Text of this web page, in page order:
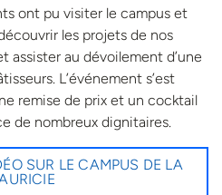
ont pu visiter le campus et
les projets de nos
au dévoilement d’une
L’événement s’est
remise de prix et un cocktail
de nombreux dignitaires.
SUR LE CAMPUS DE LA